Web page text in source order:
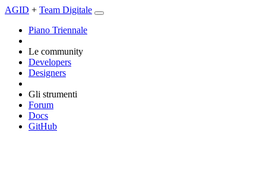
AGID + Team Digitale
Piano Triennale
Le community
Developers
Designers
Gli strumenti
Forum
Docs
GitHub